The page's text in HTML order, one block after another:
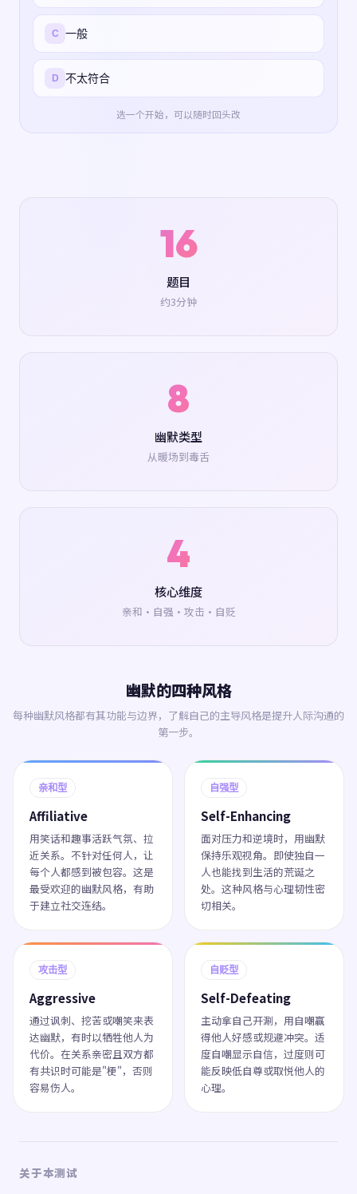
C 一般
D 不太符合
选一个开始，可以随时回头改
16
题目
约3分钟
8
幽默类型
从暖场到毒舌
4
核心维度
亲和·自强·攻击·自贬
幽默的四种风格
每种幽默风格都有其功能与边界，了解自己的主导风格是提升人际沟通的
第一步。
亲和型
Affiliative
用笑话和趣事活跃气氛、拉
近关系。不针对任何人，让
每个人都感到被包容。这是
最受欢迎的幽默风格，有助
于建立社交连结。
自强型
Self-Enhancing
面对压力和逆境时，用幽默
保持乐观视角。即使独自一
人也能找到生活的荒诞之
处。这种风格与心理韧性密
切相关。
攻击型
Aggressive
通过讽刺、挖苦或嘲笑来表
达幽默，有时以牺牲他人为
代价。在关系亲密且双方都
有共识时可能是"梗"，否则
容易伤人。
自贬型
Self-Defeating
主动拿自己开涮，用自嘲赢
得他人好感或规避冲突。适
度自嘲显示自信，过度则可
能反映低自尊或取悦他人的
心理。
关于本测试